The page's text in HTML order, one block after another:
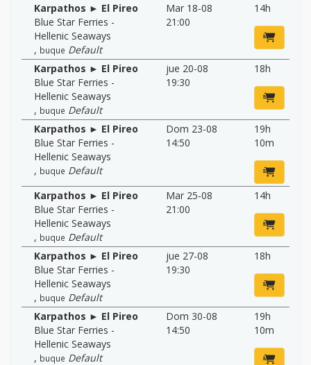
Karpathos ► El Pireo
Blue Star Ferries -
Hellenic Seaways
, buque Default
Mar 18-08
21:00
14h
Karpathos ► El Pireo
Blue Star Ferries -
Hellenic Seaways
, buque Default
jue 20-08
19:30
18h
Karpathos ► El Pireo
Blue Star Ferries -
Hellenic Seaways
, buque Default
Dom 23-08
14:50
19h
10m
Karpathos ► El Pireo
Blue Star Ferries -
Hellenic Seaways
, buque Default
Mar 25-08
21:00
14h
Karpathos ► El Pireo
Blue Star Ferries -
Hellenic Seaways
, buque Default
jue 27-08
19:30
18h
Karpathos ► El Pireo
Blue Star Ferries -
Hellenic Seaways
, buque Default
Dom 30-08
14:50
19h
10m